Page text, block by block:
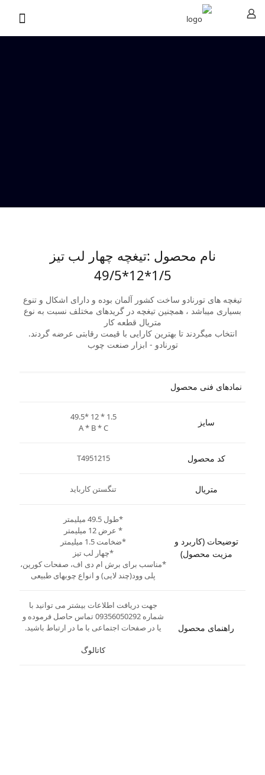
نام محصول :تیغچه چهار لب تیز
1/5*12*49/5
تیغچه های تورنادو ساخت کشور آلمان بوده و دارای اشکال و تنوع
بسیاری میباشد ، همچنین تیغچه در گریدهای مختلف نسبت به نوع
متریال قطعه کار
انتخاب میگردند تا بهترین کارایی با قیمت رقابتی عرضه گردند.
تورنادو - ابزار صنعت چوب
نمادهای فنی محصول
سایز
49.5* 12 * 1.5
A * B * C
کد محصول T4951215
متریال تنگستن کارباید
توضیحات (کاربرد و
مزیت محصول)
*طول 49.5 میلیمتر
* عرض 12 میلیمتر
*ضخامت 1.5 میلیمتر
*چهار لب تیز
*مناسب برای برش ام دی اف، صفحات کورین،
پلی وود(چند لایی) و انواع چوبهای طبیعی
راهنمای محصول
جهت دریافت اطلاعات بیشتر می توانید با
شماره 09356050292 تماس حاصل فرموده و
یا در صفحات اجتماعی با ما در ارتباط باشید.
کاتالوگ